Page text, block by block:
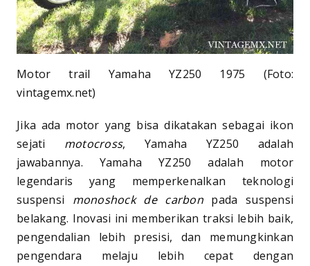
Motor trail Yamaha YZ250 1975 (Foto:
vintagemx.net)
Jika ada motor yang bisa dikatakan sebagai ikon
sejati motocross, Yamaha YZ250 adalah
jawabannya. Yamaha YZ250 adalah motor
legendaris yang memperkenalkan teknologi
suspensi monoshock de carbon pada suspensi
belakang. Inovasi ini memberikan traksi lebih baik,
pengendalian lebih presisi, dan memungkinkan
pengendara melaju lebih cepat dengan